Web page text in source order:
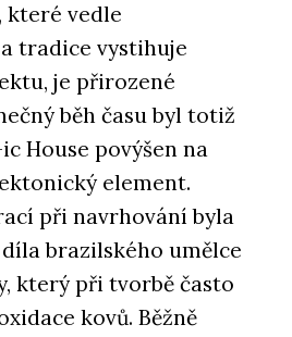
které vedle
tradice vystihuje
je přirozené
běh času byl totiž
House povýšen na
element.
při navrhování byla
brazilského umělce
který při tvorbě často
kovů. Běžně